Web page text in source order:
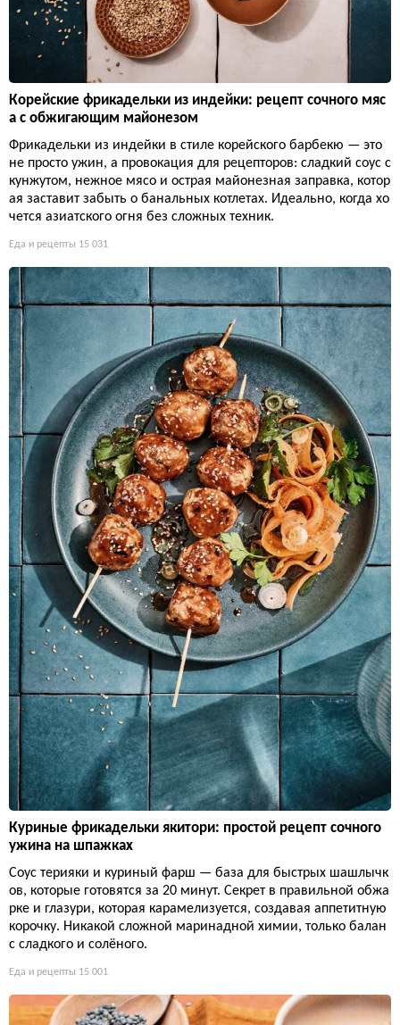
Корейские фрикадельки из индейки: рецепт сочного мяс
а с обжигающим майонезом
Фрикадельки из индейки в стиле корейского барбекю — это
не просто ужин, а провокация для рецепторов: сладкий соус с
кунжутом, нежное мясо и острая майонезная заправка, котор
ая заставит забыть о банальных котлетах. Идеально, когда хо
чется азиатского огня без сложных техник.
Еда и рецепты 15 031
Куриные фрикадельки якитори: простой рецепт сочного
ужина на шпажках
Соус терияки и куриный фарш — база для быстрых шашлычк
ов, которые готовятся за 20 минут. Секрет в правильной обжа
рке и глазури, которая карамелизуется, создавая аппетитную
корочку. Никакой сложной маринадной химии, только балан
с сладкого и солёного.
Еда и рецепты 15 001